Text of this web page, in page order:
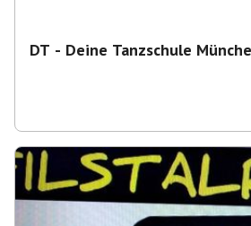
DT - Deine Tanzschule